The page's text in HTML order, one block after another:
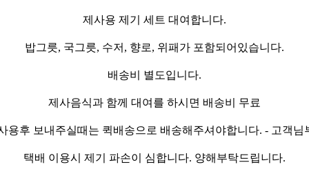
제사용 제기 세트 대여합니다.
밥그릇, 국그릇, 수저, 향로, 위패가 포함되어있습니다.
배송비 별도입니다.
제사음식과 함께 대여를 하시면 배송비 무료
용후 보내주실때는 퀵배송으로 배송해주셔야합니다. - 고객님
택배 이용시 제기 파손이 심합니다. 양해부탁드립니다.